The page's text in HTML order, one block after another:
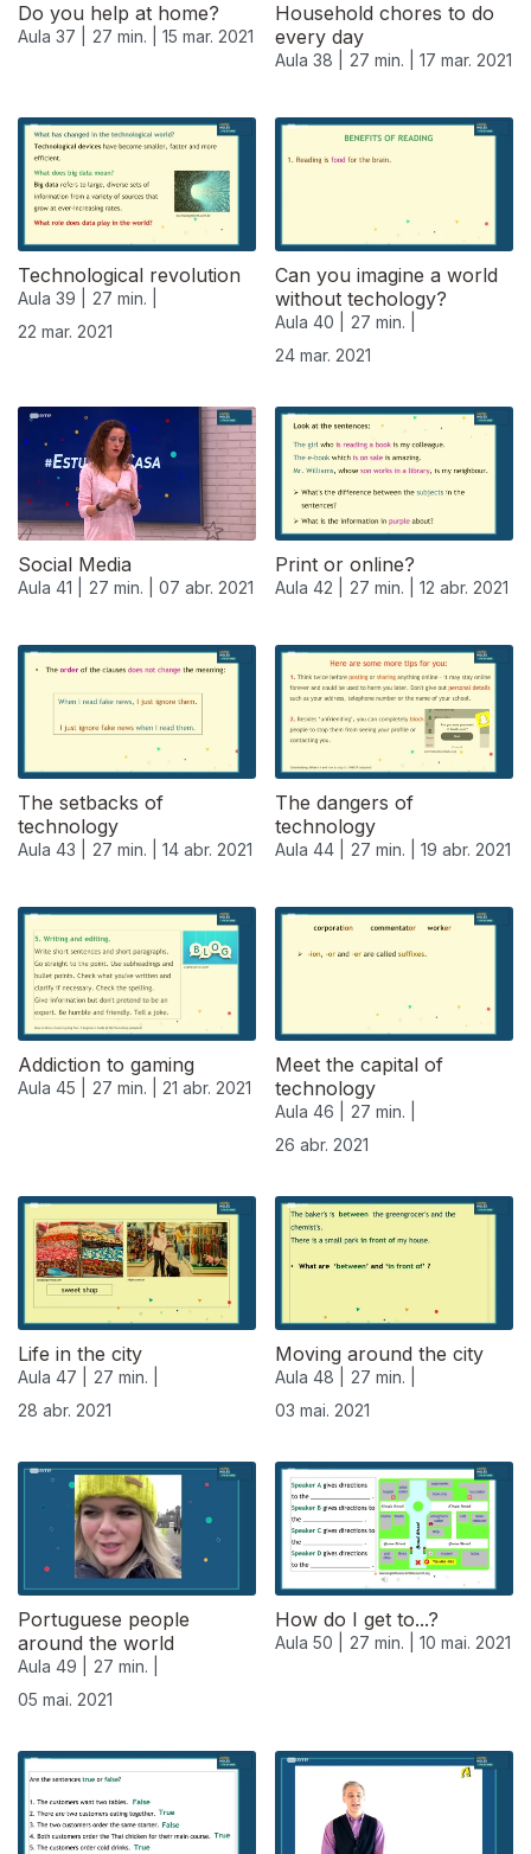
Do you help at home?
Aula 37 | 27 min. | 15 mar. 2021
Household chores to do
every day
Aula 38 | 27 min. | 17 mar. 2021
Technological revolution
Aula 39 |
27 min. |
22 mar. 2021
Can you imagine a world
without techology?
Aula 40 |
27 min. |
24 mar. 2021
Social Media
Aula 41 | 27 min. | 07 abr. 2021
Print or online?
Aula 42 | 27 min. | 12 abr. 2021
The setbacks of
technology
Aula 43 | 27 min. | 14 abr. 2021
The dangers of
technology
Aula 44 | 27 min. | 19 abr. 2021
Addiction to gaming
Aula 45 | 27 min. | 21 abr. 2021
Meet the capital of
technology
Aula 46 |
27 min. |
26 abr. 2021
Life in the city
Aula 47 |
27 min. |
28 abr. 2021
Moving around the city
Aula 48 |
27 min. |
03 mai. 2021
541250
Portuguese people
around the world
Aula 49 |
27 min. |
05 mai. 2021
How do I get to...?
Aula 50 | 27 min. | 10 mai. 2021